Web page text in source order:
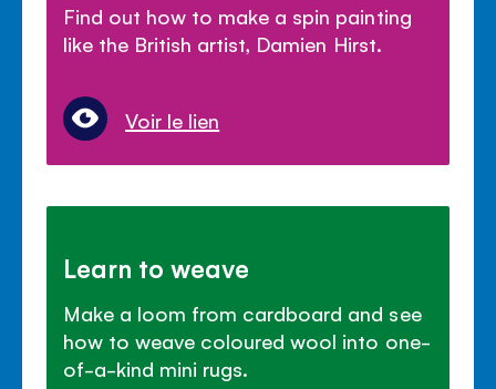
Find out how to make a spin painting
like the British artist, Damien Hirst.
Voir le lien
Learn to weave
Make a loom from cardboard and see
how to weave coloured wool into one-
of-a-kind mini rugs.